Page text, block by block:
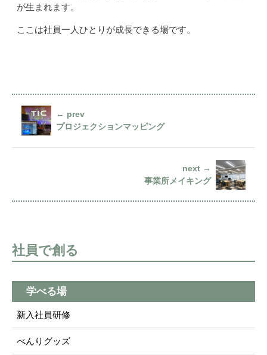
が生まれます。
ここは社員一人ひとりが成長できる場です。
← prev
プロジェクションマッピング
next →
事業所メイキング
社員で創る
学べる場
新入社員研修
べんりグッズ